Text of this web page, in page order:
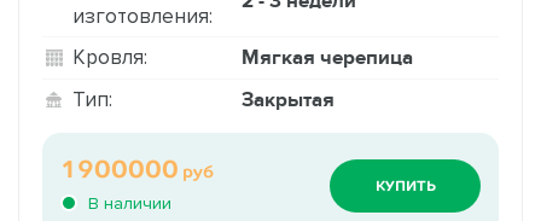
изготовления:
Кровля: Мягкая черепица
Тип: Закрытая
В наличии
1900000 руб
КУПИТЬ